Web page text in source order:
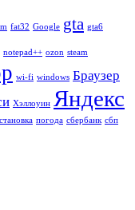
fat32 Google gta gta6
notepad++ ozon steam
wi-fi windows Браузер
Хэллоуин Яндекс
погода сбербанк сбп